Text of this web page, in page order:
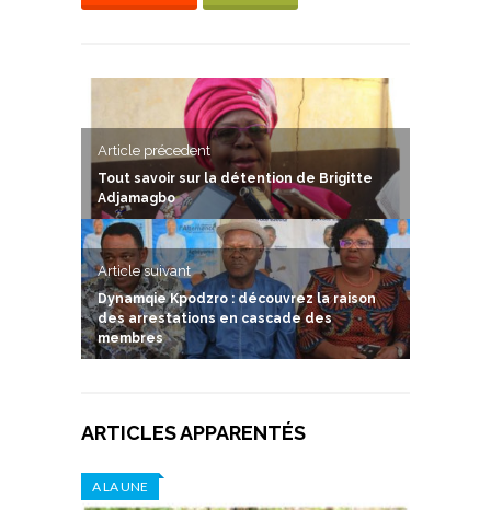
Article précedent
Tout savoir sur la détention de Brigitte
Adjamagbo
Article suivant
Dynamqie Kpodzro : découvrez la raison
des arrestations en cascade des
membres
ARTICLES APPARENTÉS
A LA UNE